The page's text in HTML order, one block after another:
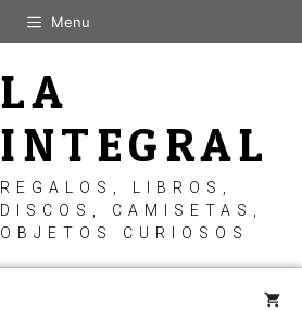
Menu
LA
INTEGRAL
REGALOS, LIBROS,
DISCOS, CAMISETAS,
OBJETOS CURIOSOS